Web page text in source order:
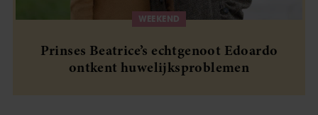
WEEKEND
Prinses Beatrice’s echtgenoot Edoardo
ontkent huwelijksproblemen